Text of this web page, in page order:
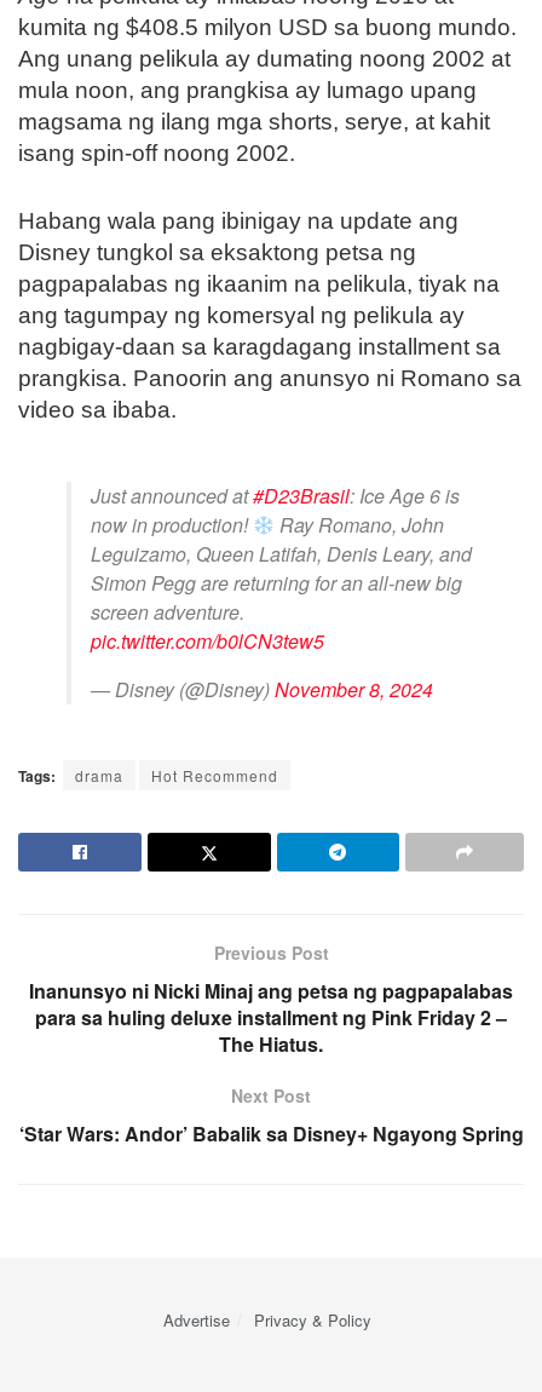
kumita ng $408.5 milyon USD sa buong mundo.
Ang unang pelikula ay dumating noong 2002 at
mula noon, ang prangkisa ay lumago upang
magsama ng ilang mga shorts, serye, at kahit
isang spin-off noong 2002.
Habang wala pang ibinigay na update ang
Disney tungkol sa eksaktong petsa ng
pagpapalabas ng ikaanim na pelikula, tiyak na
ang tagumpay ng komersyal ng pelikula ay
nagbigay-daan sa karagdagang installment sa
prangkisa. Panoorin ang anunsyo ni Romano sa
video sa ibaba.
Just announced at#D23Brasil: Ice Age 6 is
now in production!
Ray Romano, John
Leguizamo, Queen Latifah, Denis Leary, and
Simon Pegg are returning for an all-new big
screen adventure.
pic.twitter.com/b0lCN3tew5
— Disney (@Disney)November 8, 2024
Tags: drama Hot Recommend
Previous Post
Inanunsyo ni Nicki Minaj ang petsa ng pagpapalabas
para sa huling deluxe installment ng Pink Friday 2 –
The Hiatus.
Next Post
‘Star Wars: Andor’ Babalik sa Disney+ Ngayong Spring
Advertise Privacy & Policy